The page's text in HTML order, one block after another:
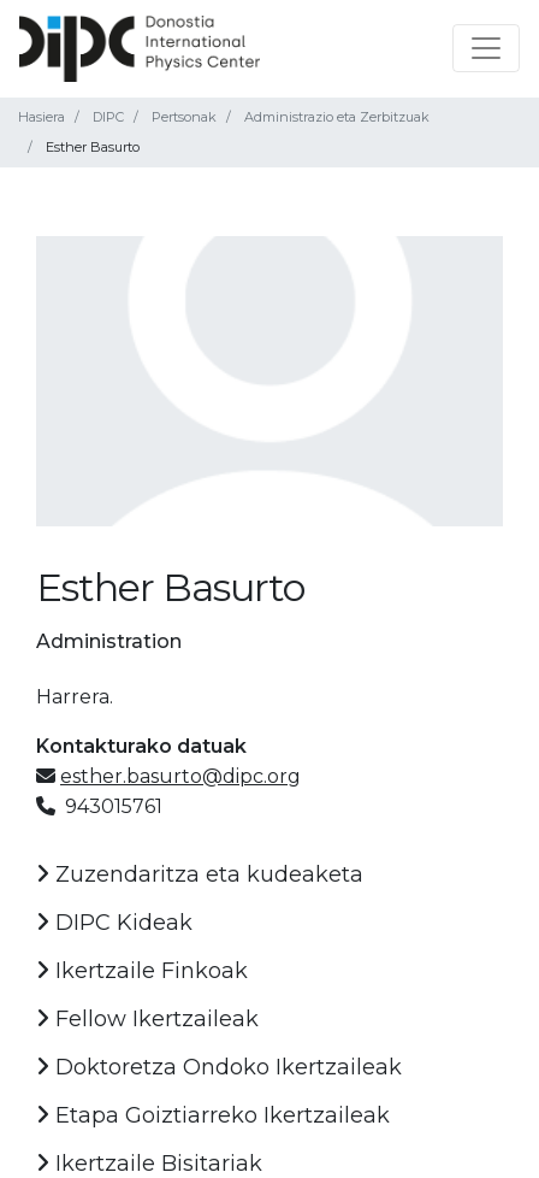
Hasiera DIPC Pertsonak
Administrazio eta Zerbitzuak
Esther Basurto
Esther Basurto
Administration
Harrera.
Kontakturako datuak
esther.basurto@dipc.org
943015761
Zuzendaritza eta kudeaketa
DIPC Kideak
Ikertzaile Finkoak
Fellow Ikertzaileak
Doktoretza Ondoko Ikertzaileak
Etapa Goiztiarreko Ikertzaileak
Ikertzaile Bisitariak